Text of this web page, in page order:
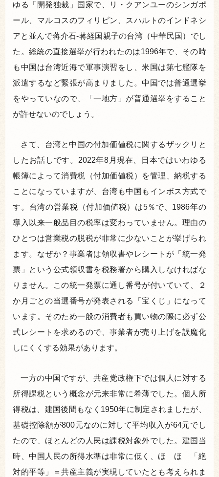
ゆる「開発独裁」国家で、リ・クアンユーのシンガポ
ール、マルコスのフィリピン、スハルトのインドネシ
アと並んで蒋介石-蒋経国親子の台湾（中華民国）でし
た。総統の直接選挙が行われたのは1996年で、その時
も中国は台湾近海で軍事演習をし、米国は第七艦隊を
派遣するなど緊張が高まりました。中国では普通選挙
をやっていなので、「一地方」が普通選挙をすること
が許せないのでしょう。
さて、台湾と中国の付加価値税に関するザックリと
したお話しです。2022年8月現在、日本ではいわゆる
帳簿によって消費税（付加価値税）を管理、納税する
ことになっていますが、台湾も中国もインボス方式で
す。台湾の営業税（付加価値税）は5％で、1986年の
導入以来一般品目の税率は変わっていません。理由の
ひとつは営業税の脱税が非常に少ないことが挙げられ
ます。なぜか？事業者は領収書やレシートが「統一発
票」という公式領収書を税務署から購入しなければな
りません。この統一発票に通し番号が付いていて、２
か月ごとの当選番号が発表される「宝くじ」になって
います。そのため一般の消費者も買い物の際に必ず公
式レシートを求めるので、事業者が売り上げを誤魔化
しにくくする効果があります。
一方の中国ですが、共産党政権下では個人に対する
所得課税という概念が元来非常に希薄でした。個人所
得税は、建国後間もなく1950年に制定されましたが、
基礎控除額が800元なのに対して平均収入が64元でし
たので、ほとんどの人民は課税対象外でした。建国当
時、中国人民の所得水準は非常に低く、ほゞほゞ「絶
対的平等」＝共産主義が実現していたとも考えられま